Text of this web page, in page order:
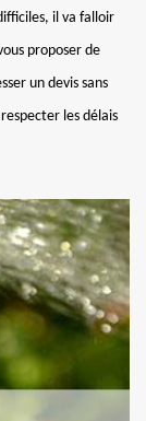
il va falloir
proposer de
un devis sans
les délais